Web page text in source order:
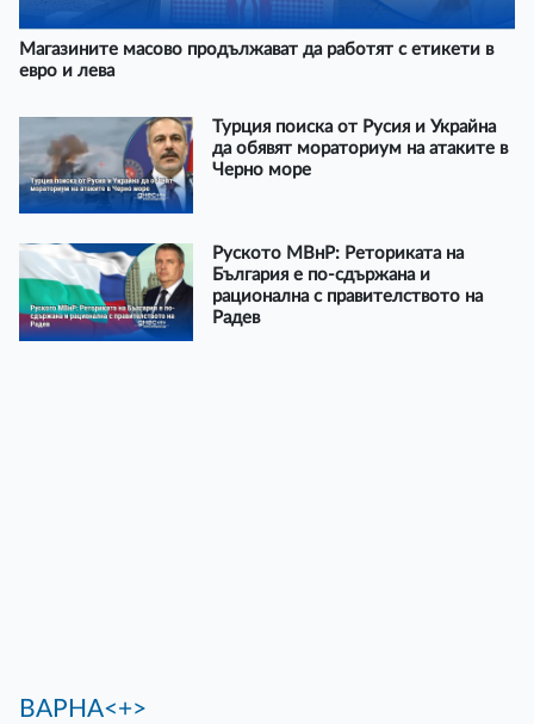
Магазините масово продължават да работят с етикети в
евро и лева
Турция поиска от Русия и Украйна
да обявят мораториум на атаките в
Черно море
Руското МВнР: Реториката на
България е по-сдържана и
рационална с правителството на
Радев
ВАРНА<+>